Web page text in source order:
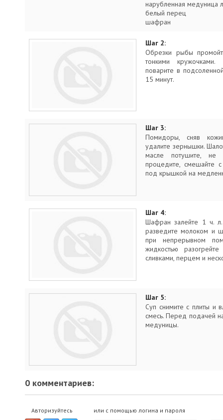
нарубленная медуница
белый перец
шафран
Шаг 2:
Обрезки рыбы
тонкими
поварите в
15 минут.
Шаг 3:
Помидоры, сняв
удалите зернышки.
масле потушите, не
процедите, смешайте
под крышкой на
Шаг 4:
Шафран залейте 1 ч.
разведите молоком и
при непрерывном
жидкостью
сливками, перцем и
Шаг 5:
Суп снимите с плиты и
смесь. Перед подачей
медуницы.
0 комментариев:
Авторизуйтесь или с помощью логина и пароля